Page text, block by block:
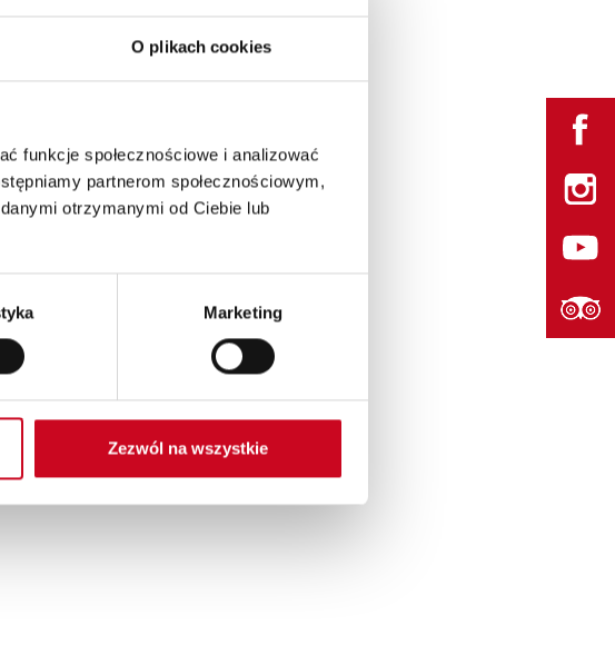
O plikach cookies
funkcje społecznościowe i analizować
partnerom społecznościowym,
otrzymanymi od Ciebie lub
Marketing
Zezwól na wszystkie